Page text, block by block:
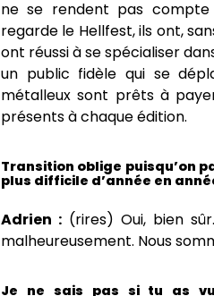
ne se rendent pas compte
regarde le Hellfest, ils ont,
ont réussi à se spécialiser
un public fidèle qui se
métalleux sont prêts à
présents à chaque édition.
Transition oblige puisqu’on
plus difficile d’année en
Adrien : (rires) Oui, bien
malheureusement. Nous
Je ne sais pas si tu as